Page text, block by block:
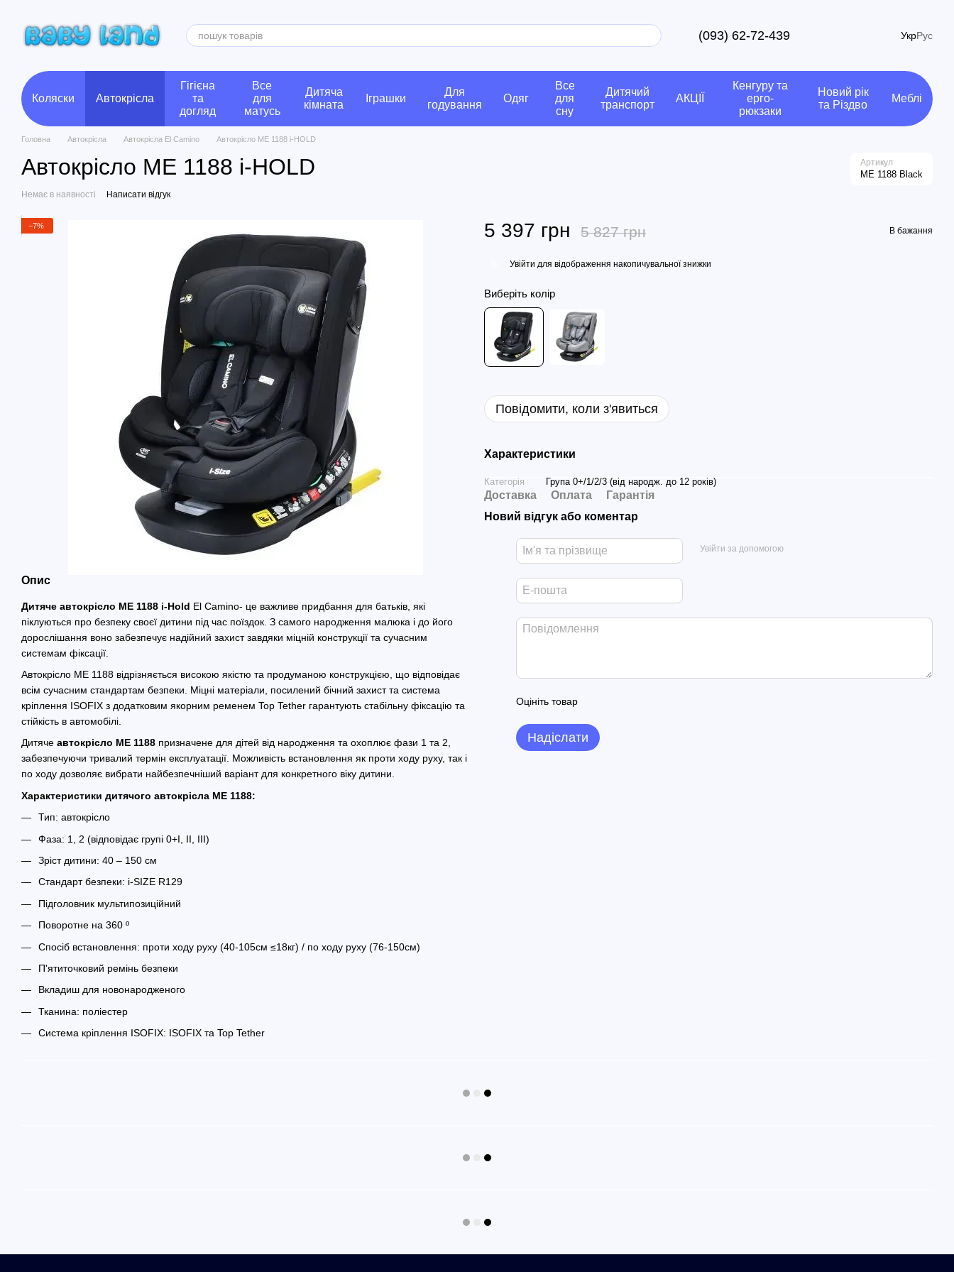
(093) 62-72-439 УкрРус
Коляски Автокрісла
Гігієна
та
догляд
Все
для
матусь
Дитяча
кімната
Іграшки
Для
годування
Одяг
Все
для
сну
Дитячий
транспорт
АКЦІЇ
Кенгуру та
ерго-
рюкзаки
Новий рік
та Різдво
Меблі
Головна Автокрісла Автокрісла El Camino Автокрісло ME 1188 i-HOLD
Автокрісло ME 1188 i-HOLD Артикул
ME 1188 Black
Немає в наявності Написати відгук
−7%
Опис
Дитяче автокрісло ME 1188 i-Hold El Camino- це важливе придбання для батьків, які
піклуються про безпеку своєї дитини під час поїздок. З самого народження малюка і до його
дорослішання воно забезпечує надійний захист завдяки міцній конструкції та сучасним
системам фіксації.
Автокрісло ME 1188 відрізняється високою якістю та продуманою конструкцією, що відповідає
всім сучасним стандартам безпеки. Міцні матеріали, посилений бічний захист та система
кріплення ISOFIX з додатковим якорним ременем Top Tether гарантують стабільну фіксацію та
стійкість в автомобілі.
Дитяче автокрісло ME 1188 призначене для дітей від народження та охоплює фази 1 та 2,
забезпечуючи тривалий термін експлуатації. Можливість встановлення як проти ходу руху, так і
по ходу дозволяє вибрати найбезпечніший варіант для конкретного віку дитини.
Характеристики дитячого автокрісла ME 1188:
Тип: автокрісло
Фаза: 1, 2 (відповідає групі 0+I, II, III)
Зріст дитини: 40 – 150 см
Стандарт безпеки: i-SIZE R129
Підголовник мультипозиційний
Поворотне на 360 º
Спосіб встановлення: проти ходу руху (40-105см ≤18кг) / по ходу руху (76-150см)
П'ятиточковий ремінь безпеки
Вкладиш для новонародженого
Тканина: поліестер
Система кріплення ISOFIX: ISOFIX та Top Tether
5 397 грн 5 827 грн В бажання
Увійти для відображення накопичувальної знижки
Виберіть колір
Повідомити, коли з'явиться
Характеристики
Категорія Група 0+/1/2/3 (від народж. до 12 років)
Доставка Оплата
Гарантія
Новий відгук або коментар
Увійти за допомогою
Оцініть товар
Надіслати